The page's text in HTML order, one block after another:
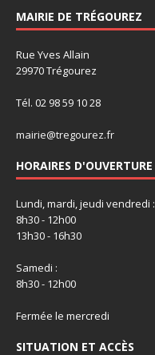
MAIRIE DE TRÉGOUREZ
Rue Yves Allain
29970 Trégourez
Tél. 02 98 59 10 28
mairie@tregourez.fr
HORAIRES D'OUVERTURE
Lundi, mardi, jeudi vendredi :
8h30 - 12h00
13h30 - 16h30
Samedi :
8h30 - 12h00
Fermée le mercredi
SITUATION ET ACCÈS